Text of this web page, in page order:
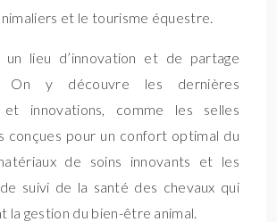
et le tourisme équestre.
lieu d’innovation et de partage
On y découvre les dernières
et innovations, comme les selles
conçues pour un confort optimal du
de soins innovants et les
suivi de la santé des chevaux qui
la gestion du bien-être animal.